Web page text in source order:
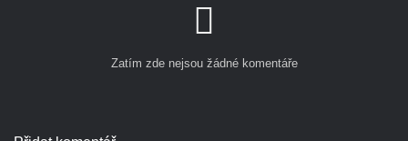
Zatím zde nejsou žádné komentáře